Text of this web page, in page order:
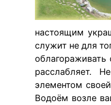
настоящим
служит не для
расслабляет.
элементом
Водоём возле